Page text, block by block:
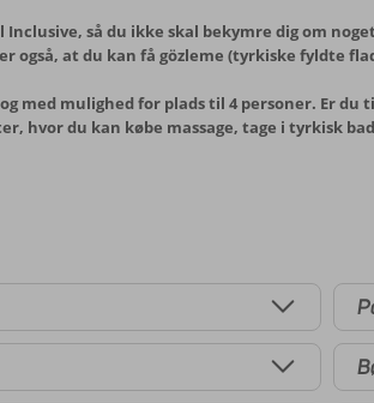
Inclusive, så du ikke skal bekymre dig om
at du kan få gözleme (tyrkiske fyldte
med mulighed for plads til 4 personer. Er
hvor du kan købe massage, tage i tyrkisk